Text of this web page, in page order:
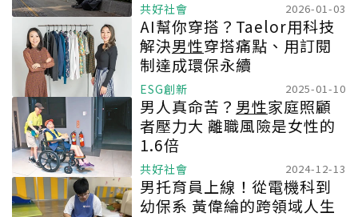
共好社會 2026-01-03
AI幫你穿搭？Taelor用科技
解決男性穿搭痛點、用訂閱
制達成環保永續
ESG創新 2025-01-10
男人真命苦？ 男性家庭照顧
者壓力大 離職風險是女性的
1.6倍
共好社會 2024-12-13
男托育員上線！從電機科到
幼保系 黃偉綸的跨領域人生